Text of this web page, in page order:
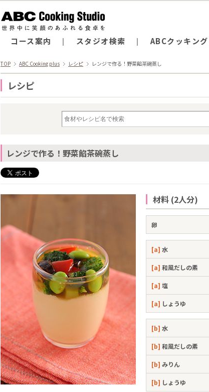
コース案内 スタジオ検索 ABCクッキン
TOP ABC Cooking plus レシピ レンジで作る！野菜餡茶碗蒸し
レシピ
レンジで作る！野菜餡茶碗蒸し
材料 (2人分)
卵
[a] 水
[a] 和風だしの素
[a] 塩
[a] しょうゆ
[b] 水
[b] 和風だしの素
[b] みりん
[b] しょうゆ